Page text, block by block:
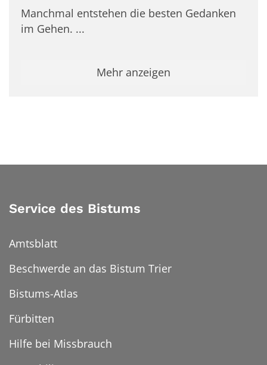
Manchmal entstehen die besten Gedanken
im Gehen. ...
Mehr anzeigen
Service des Bistums
Amtsblatt
Beschwerde an das Bistum Trier
Bistums-Atlas
Fürbitten
Hilfe bei Missbrauch